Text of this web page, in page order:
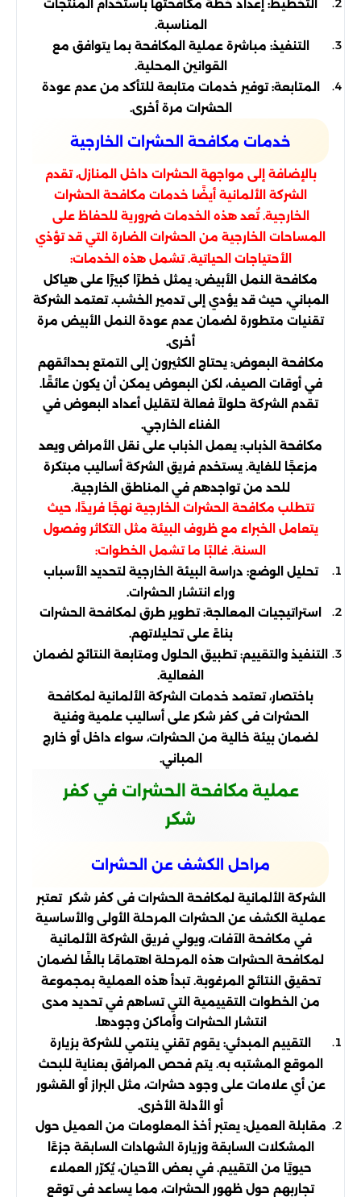
التخطيط: إعداد خطة مكافحتها باستخدام المنتجات
المناسبة.
التنفيذ: مباشرة عملية المكافحة بما يتوافق مع
القوانين المحلية.
المتابعة: توفير خدمات متابعة للتأكد من عدم عودة
الحشرات مرة أخرى.
خدمات مكافحة الحشرات الخارجية
بالإضافة إلى مواجهة الحشرات داخل المنازل، تقدم
الشركة الألمانية أيضًا خدمات مكافحة الحشرات
الخارجية. تُعد هذه الخدمات ضرورية للحفاظ على
المساحات الخارجية من الحشرات الضارة التي قد تؤذي
الأحتياجات الحياتية. تشمل هذه الخدمات:
مكافحة النمل الأبيض: يمثل خطرًا كبيرًا على هياكل
المباني، حيث قد يؤدي إلى تدمير الخشب. تعتمد الشركة
تقنيات متطورة لضمان عدم عودة النمل الأبيض مرة
أخرى.
مكافحة البعوض: يحتاج الكثيرون إلى التمتع بحدائقهم
في أوقات الصيف، لكن البعوض يمكن أن يكون عائقًا.
تقدم الشركة حلولاً فعالة لتقليل أعداد البعوض في
الفناء الخارجي.
مكافحة الذباب: يعمل الذباب على نقل الأمراض ويعد
مزعجًا للغاية. يستخدم فريق الشركة أساليب مبتكرة
للحد من تواجدهم في المناطق الخارجية.
تتطلب مكافحة الحشرات الخارجية نهجًا فريدًا، حيث
يتعامل الخبراء مع ظروف البيئة مثل التكاثر وفصول
السنة. غالبًا ما تشمل الخطوات:
تحليل الوضع: دراسة البيئة الخارجية لتحديد الأسباب
وراء انتشار الحشرات.
استراتيجيات المعالجة: تطوير طرق لمكافحة الحشرات
بناءً على تحليلاتهم.
التنفيذ والتقييم: تطبيق الحلول ومتابعة النتائج لضمان
الفعالية.
باختصار، تعتمد خدمات الشركة الألمانية لمكافحة
الحشرات فى كفر شكر على أساليب علمية وفنية
لضمان بيئة خالية من الحشرات، سواء داخل أو خارج
المباني.
عملية مكافحة الحشرات في كفر
شكر
مراحل الكشف عن الحشرات
الشركة الألمانية لمكافحة الحشرات فى كفر شكر تعتبر
عملية الكشف عن الحشرات المرحلة الأولى والأساسية
في مكافحة الآفات، ويولي فريق الشركة الألمانية
لمكافحة الحشرات هذه المرحلة اهتمامًا بالغًا لضمان
تحقيق النتائج المرغوبة. تبدأ هذه العملية بمجموعة
من الخطوات التقييمية التي تساهم في تحديد مدى
انتشار الحشرات وأماكن وجودها.
التقييم المبدئي: يقوم تقني ينتمي للشركة بزيارة
الموقع المشتبه به. يتم فحص المرافق بعناية للبحث
عن أي علامات على وجود حشرات، مثل البراز أو القشور
أو الأدلة الأخرى.
مقابلة العميل: يعتبر أخذ المعلومات من العميل حول
المشكلات السابقة وزيارة الشهادات السابقة جزءًا
حيويًا من التقييم. في بعض الأحيان، يُكرّر العملاء
تجاربهم حول ظهور الحشرات، مما يساعد في توقع